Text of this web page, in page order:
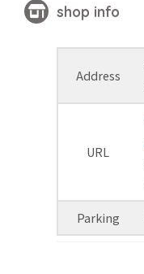
shop info
Address
URL
Parking